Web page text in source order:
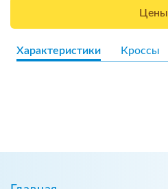
Цены
Характеристики Кроссы